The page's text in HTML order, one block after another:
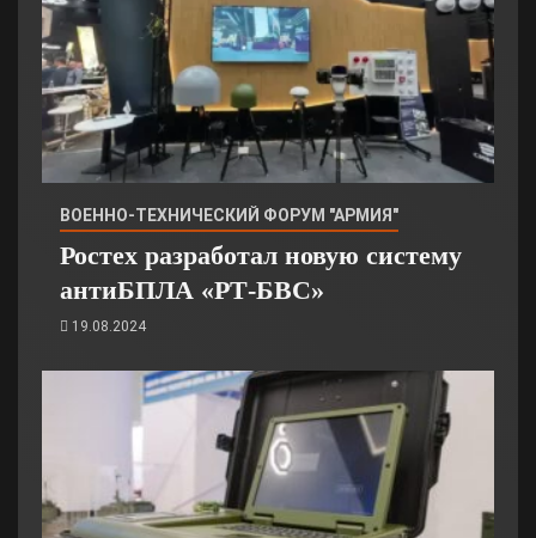
ВОЕННО-ТЕХНИЧЕСКИЙ ФОРУМ "АРМИЯ"
Ростех разработал новую систему
антиБПЛА «РТ-БВС»
19.08.2024